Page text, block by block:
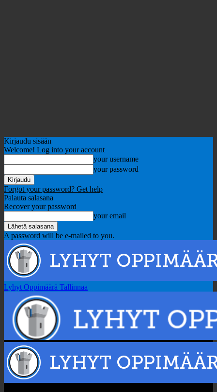
Kirjaudu sisään
Welcome! Log into your account
your username
your password
Forgot your password? Get help
Palauta salasana
Recover your password
your email
A password will be e-mailed to you.
Lyhyt Oppimäärä Tallinnaa